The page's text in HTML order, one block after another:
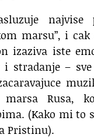
najvise
marsu”, i
izaziva iste
stradanje –
marsa Rusa,
(Kako mi to
Pristinu).